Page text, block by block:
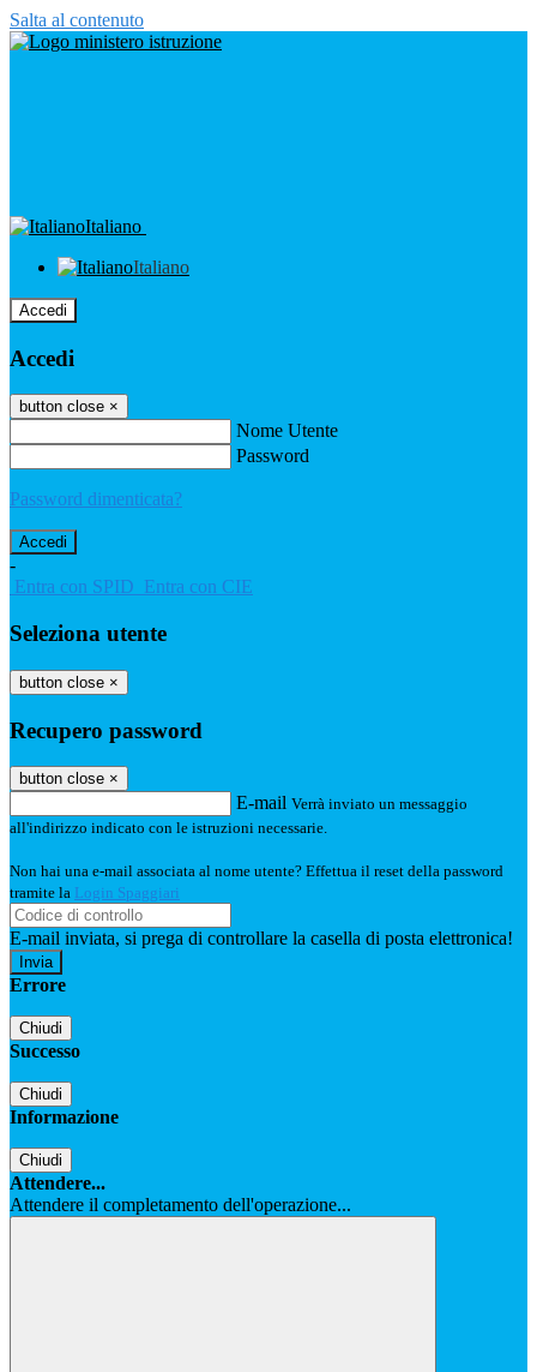
Salta al contenuto
Italiano
Italiano
Accedi
Accedi
button close ×
Nome Utente
Password
Password dimenticata?
-
Entra con SPID Entra con CIE
Seleziona utente
button close ×
Recupero password
button close ×
E-mail Verrà inviato un messaggio
all'indirizzo indicato con le istruzioni necessarie.
Non hai una e-mail associata al nome utente? Effettua il reset della password
tramite la Login Spaggiari
E-mail inviata, si prega di controllare la casella di posta elettronica!
Errore
Chiudi
Successo
Chiudi
Informazione
Chiudi
Attendere...
Attendere il completamento dell'operazione...